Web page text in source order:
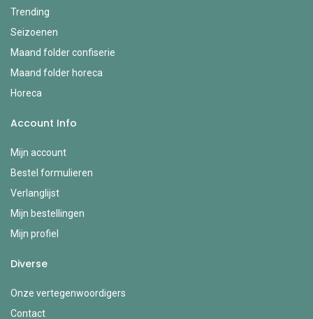
Trending
Seizoenen
Maand folder confiserie
Maand folder horeca
Horeca
Account Info
Mijn account
Bestel formulieren
Verlanglijst
Mijn bestellingen
Mijn profiel
Diverse
Onze vertegenwoordigers
Contact